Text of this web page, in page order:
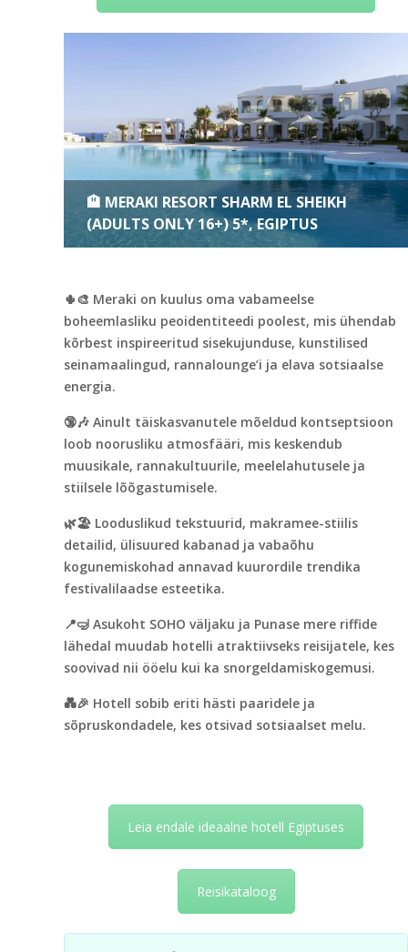
🏨 MERAKI RESORT SHARM EL SHEIKH
(ADULTS ONLY 16+) 5*, EGIPTUS
🌵🎨 Meraki on kuulus oma vabameelse
boheemlasliku peoidentiteedi poolest, mis ühendab
kõrbest inspireeritud sisekujunduse, kunstilised
seinamaalingud, rannalounge’i ja elava sotsiaalse
energia.
🔞🎶 Ainult täiskasvanutele mõeldud kontseptsioon
loob noorusliku atmosfääri, mis keskendub
muusikale, rannakultuurile, meelelahutusele ja
stiilsele lõõgastumisele.
🌿🏖️ Looduslikud tekstuurid, makramee-stiilis
detailid, ülisuured kabanad ja vabaõhu
kogunemiskohad annavad kuurordile trendika
festivalilaadse esteetika.
📍🤿 Asukoht SOHO väljaku ja Punase mere riffide
lähedal muudab hotelli atraktiivseks reisijatele, kes
soovivad nii ööelu kui ka snorgeldamiskogemusi.
💑🎉 Hotell sobib eriti hästi paaridele ja
sõpruskondadele, kes otsivad sotsiaalset melu.
Leia endale ideaalne hotell Egiptuses
Reisikataloog